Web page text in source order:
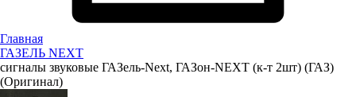
Главная
ГАЗЕЛЬ NEXT
сигналы звуковые ГАЗель-Next, ГАЗон-NEXT (к-т 2шт) (ГАЗ)
(Оригинал)